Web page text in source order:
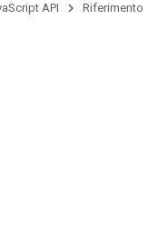
API Riferimento